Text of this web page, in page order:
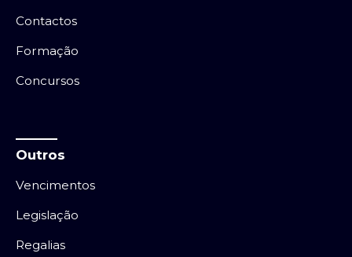
Contactos
Formação
Concursos
Outros
Vencimentos
Legislação
Regalias